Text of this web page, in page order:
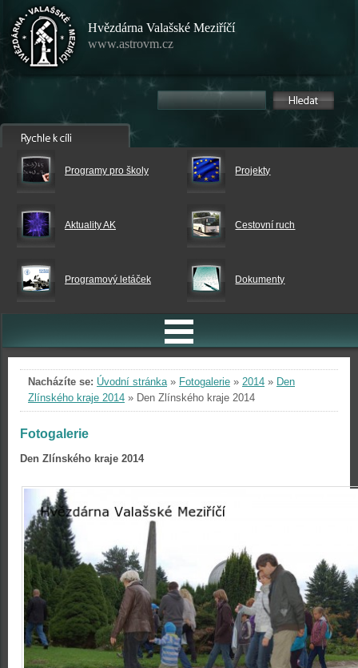
Hvězdárna Valašské Meziříčí
www.astrovm.cz
Programy pro školy Projekty
Aktuality AK Cestovní ruch
Programový letáček Dokumenty
Nacházíte se: Úvodní stránka» Fotogalerie » 2014 » Den
Zlínského kraje 2014 » Den Zlínského kraje 2014
Fotogalerie
Den Zlínského kraje 2014